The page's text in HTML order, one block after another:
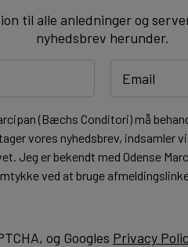
til alle anledninger og
nyhedsbrev herunder.
(Bæchs Conditori) må
vores nyhedsbrev,
Jeg er bekendt med Odense
ved at bruge
og Googles Privacy